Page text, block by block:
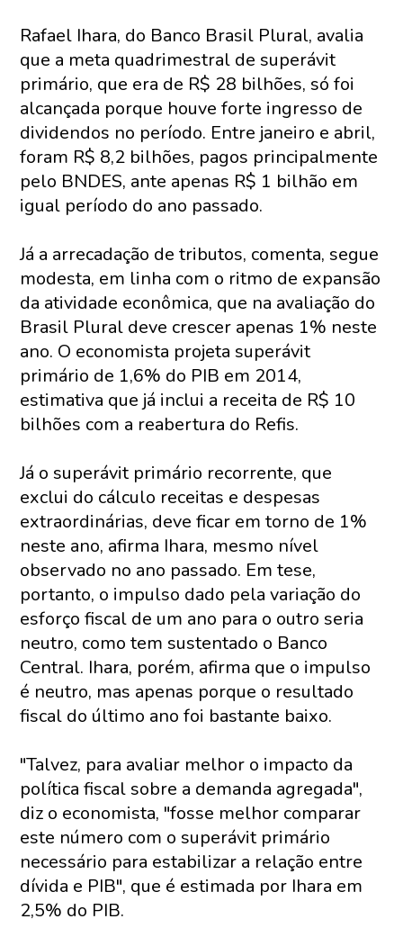
Rafael Ihara, do Banco Brasil Plural, avalia
que a meta quadrimestral de superávit
primário, que era de R$ 28 bilhões, só foi
alcançada porque houve forte ingresso de
dividendos no período. Entre janeiro e abril,
foram R$ 8,2 bilhões, pagos principalmente
pelo BNDES, ante apenas R$ 1 bilhão em
igual período do ano passado.
Já a arrecadação de tributos, comenta, segue
modesta, em linha com o ritmo de expansão
da atividade econômica, que na avaliação do
Brasil Plural deve crescer apenas 1% neste
ano. O economista projeta superávit
primário de 1,6% do PIB em 2014,
estimativa que já inclui a receita de R$ 10
bilhões com a reabertura do Refis.
Já o superávit primário recorrente, que
exclui do cálculo receitas e despesas
extraordinárias, deve ficar em torno de 1%
neste ano, afirma Ihara, mesmo nível
observado no ano passado. Em tese,
portanto, o impulso dado pela variação do
esforço fiscal de um ano para o outro seria
neutro, como tem sustentado o Banco
Central. Ihara, porém, afirma que o impulso
é neutro, mas apenas porque o resultado
fiscal do último ano foi bastante baixo.
"Talvez, para avaliar melhor o impacto da
política fiscal sobre a demanda agregada",
diz o economista, "fosse melhor comparar
este número com o superávit primário
necessário para estabilizar a relação entre
dívida e PIB", que é estimada por Ihara em
2,5% do PIB.